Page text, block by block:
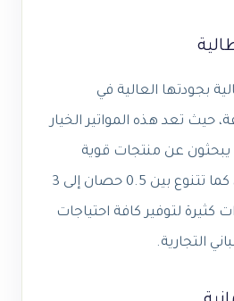
بجودتها العالية في
حيث تعد هذه المواتير الخيار
يبحثون عن منتجات قوية
ومتينة مع أداء ممتاز، كما تتنوع بين 0.5 حصان إلى 3
كثيرة لتوفير كافة احتياجات
التجارية.